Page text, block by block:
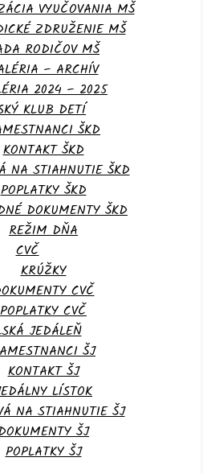
VYUČOVANIA MŠ
ZDRUŽENIE MŠ
RODIČOV MŠ
– ARCHÍV
2024 – 2025
KLUB DETÍ
ŠKD
KONTAKT ŠKD
NA STIAHNUTIE ŠKD
POPLATKY ŠKD
DOKUMENTY ŠKD
REŽIM DŇA
CVČ
KRÚŽKY
CVČ
POPLATKY CVČ
JEDÁLEŇ
ŠJ
KONTAKT ŠJ
LÍSTOK
NA STIAHNUTIE ŠJ
ŠJ
POPLATKY ŠJ